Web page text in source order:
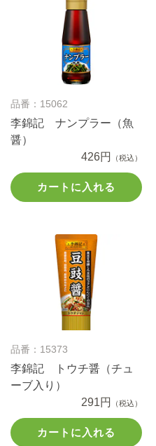
品番：15062
李錦記 ナンプラー（魚
醤）
426円
（税込）
カートに入れる
品番：15373
李錦記 トウチ醤（チュ
ーブ入り）
291円
（税込）
カートに入れる